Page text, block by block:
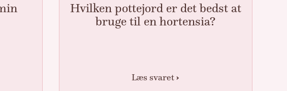
Hvilken pottejord er det bedst at
bruge til en hortensia?
Læs svaret